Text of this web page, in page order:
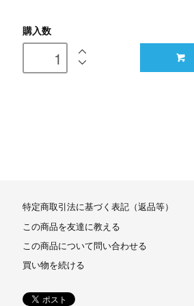
購入数
特定商取引法に基づく表記（返品等）
この商品を友達に教える
この商品について問い合わせる
買い物を続ける